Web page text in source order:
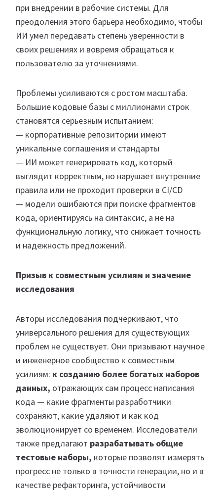
при внедрении в рабочие системы. Для
преодоления этого барьера необходимо, чтобы
ИИ умел передавать степень уверенности в
своих решениях и вовремя обращаться к
пользователю за уточнениями.
Проблемы усиливаются с ростом масштаба.
Большие кодовые базы с миллионами строк
становятся серьезным испытанием:
— корпоративные репозитории имеют
уникальные соглашения и стандарты
— ИИ может генерировать код, который
выглядит корректным, но нарушает внутренние
правила или не проходит проверки в CI/CD
— модели ошибаются при поиске фрагментов
кода, ориентируясь на синтаксис, а не на
функциональную логику, что снижает точность
и надежность предложений.
Призыв к совместным усилиям и значение
исследования
Авторы исследования подчеркивают, что
универсального решения для существующих
проблем не существует. Они призывают научное
и инженерное сообщество к совместным
усилиям: к созданию более богатых наборов
данных, отражающих сам процесс написания
кода — какие фрагменты разработчики
сохраняют, какие удаляют и как код
эволюционирует со временем. Исследователи
также предлагают разрабатывать общие
тестовые наборы, которые позволят измерять
прогресс не только в точности генерации, но и в
качестве рефакторинга, устойчивости